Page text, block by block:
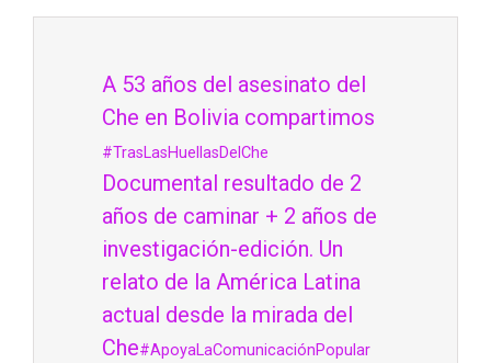
A 53 años del asesinato del
Che en Bolivia compartimos
#TrasLasHuellasDelChe
Documental resultado de 2
años de caminar + 2 años de
investigación-edición. Un
relato de la América Latina
actual desde la mirada del
Che#ApoyaLaComunicaciónPopular